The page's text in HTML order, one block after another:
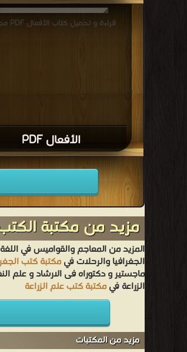
الأفعال PDF
قراءة و تحميل كتاب الأفعال PDF مجانا
مزيد من مكتبة
المزيد من المعاجم والقواميس في
الجغرافيا والرحلات فيمكتبة كتب
ماجستير و دكتوراه فى الارشاد و علم
الزراعة فيمكتبة كتب علم الزراعة
مزيد من المكتبات